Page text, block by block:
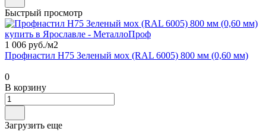
Быстрый просмотр
1 006 руб./м2
Профнастил Н75 Зеленый мох (RAL 6005) 800 мм (0,60 мм)
0
В корзину
Загрузить еще